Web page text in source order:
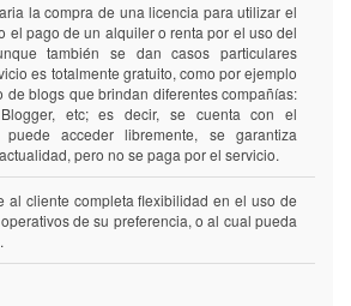
la compra de una licencia para utilizar el
el pago de un alquiler o renta por el uso del
también se dan casos particulares
es totalmente gratuito, como por ejemplo
de blogs que brindan diferentes compañías:
Blogger, etc; es decir, se cuenta con el
acceder libremente, se garantiza
pero no se paga por el servicio.
al cliente completa flexibilidad en el uso de
de su preferencia, o al cual pueda